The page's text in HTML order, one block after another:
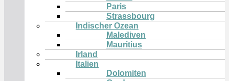
Paris
Strassbourg
Indischer Ozean
Malediven
Mauritius
Irland
Italien
Dolomiten